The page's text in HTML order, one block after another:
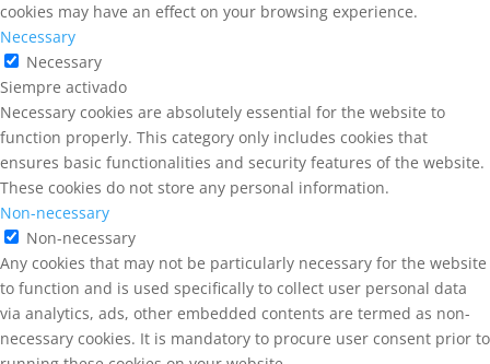
cookies may have an effect on your browsing experience.
Necessary
Necessary
Siempre activado
Necessary cookies are absolutely essential for the website to
function properly. This category only includes cookies that
ensures basic functionalities and security features of the website.
These cookies do not store any personal information.
Non-necessary
Non-necessary
Any cookies that may not be particularly necessary for the website
to function and is used specifically to collect user personal data
via analytics, ads, other embedded contents are termed as non-
necessary cookies. It is mandatory to procure user consent prior to